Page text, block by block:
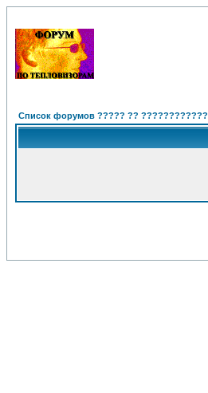
Список форумов ????? ?? ????????????